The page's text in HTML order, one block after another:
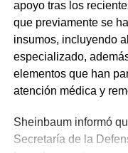
apoyo tras los
que previamente se
insumos, incluyendo
especializado,
elementos que han
atención médica y
Sheinbaum informó
Secretaría de la